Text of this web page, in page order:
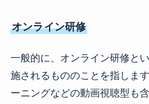
オンライン研修
一般的に、オンライン研修と
施されるもののことを指しま
ーニングなどの動画視聴型も